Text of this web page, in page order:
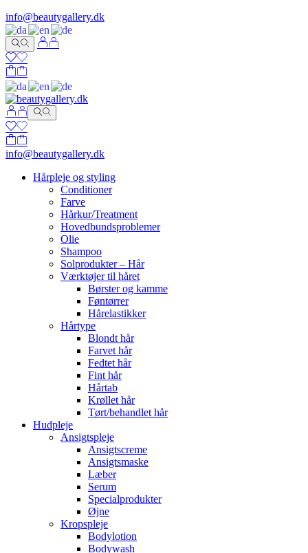
info@beautygallery.dk
info@beautygallery.dk
Hårpleje og styling
Conditioner
Farve
Hårkur/Treatment
Hovedbundsproblemer
Olie
Shampoo
Solprodukter – Hår
Værktøjer til håret
Børster og kamme
Føntørrer
Hårelastikker
Hårtype
Blondt hår
Farvet hår
Fedtet hår
Fint hår
Hårtab
Krøllet hår
Tørt/behandlet hår
Hudpleje
Ansigtspleje
Ansigtscreme
Ansigtsmaske
Læber
Serum
Specialprodukter
Øjne
Kropspleje
Bodylotion
Bodywash